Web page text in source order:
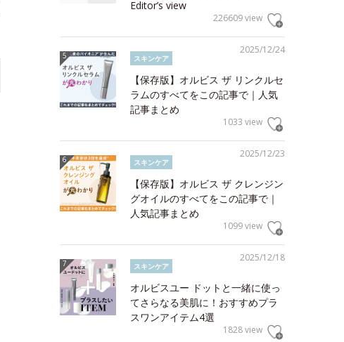
Editor’s view
226609 view
2025/12/24
スキンケア
【保存版】オルビス ザ リンクルセ
ラムのすべてをこの記事で｜人気
記事まとめ
1033 view
2025/12/23
スキンケア
【保存版】オルビス ザ クレンジン
グオイルのすべてをこの記事で｜
人気記事まとめ
1099 view
2025/12/18
スキンケア
オルビスユー ドットと一緒に使っ
てさらなる美肌に！おすすめプラ
スワンアイテム4選
1828 view